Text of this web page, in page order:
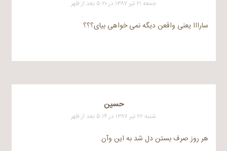
جمعه ۲۱ تیر ۱۳۸۷ در ۵:۲۰ بعد از ظهر
سارااا یعنی واقعن دیگه نمی خواهی بیای؟؟؟
حسین
شنبه ۲۲ تیر ۱۳۸۷ در ۵:۱۴ بعد از ظهر
هر روز صرف بستن دل شد به این وآن